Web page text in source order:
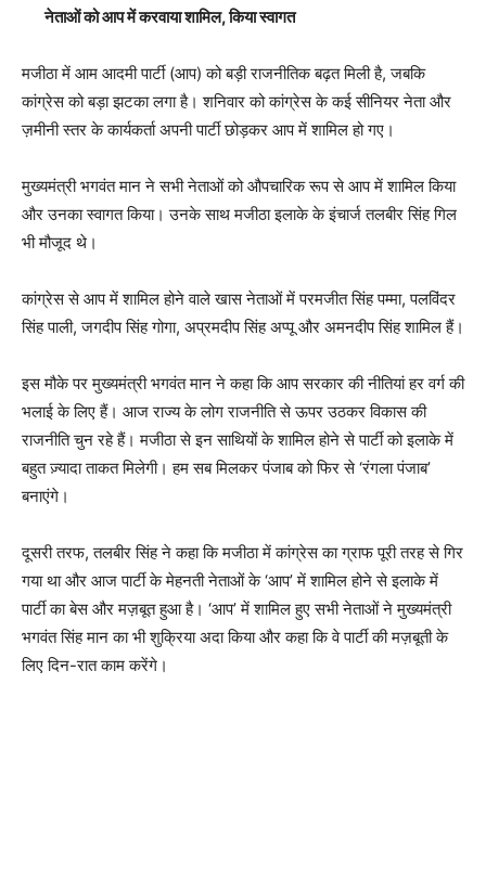
नेताओं को आप में करवाया शामिल, किया स्वागत
मजीठा में आम आदमी पार्टी (आप) को बड़ी राजनीतिक बढ़त मिली है, जबकि
कांग्रेस को बड़ा झटका लगा है। शनिवार को कांग्रेस के कई सीनियर नेता और
ज़मीनी स्तर के कार्यकर्ता अपनी पार्टी छोड़कर आप में शामिल हो गए।
मुख्यमंत्री भगवंत मान ने सभी नेताओं को औपचारिक रूप से आप में शामिल किया
और उनका स्वागत किया। उनके साथ मजीठा इलाके के इंचार्ज तलबीर सिंह गिल
भी मौजूद थे।
कांग्रेस से आप में शामिल होने वाले खास नेताओं में परमजीत सिंह पम्मा, पलविंदर
सिंह पाली, जगदीप सिंह गोगा, अप्रमदीप सिंह अप्पू और अमनदीप सिंह शामिल हैं।
इस मौके पर मुख्यमंत्री भगवंत मान ने कहा कि आप सरकार की नीतियां हर वर्ग की
भलाई के लिए हैं। आज राज्य के लोग राजनीति से ऊपर उठकर विकास की
राजनीति चुन रहे हैं। मजीठा से इन साथियों के शामिल होने से पार्टी को इलाके में
बहुत ज़्यादा ताकत मिलेगी। हम सब मिलकर पंजाब को फिर से ‘रंगला पंजाब’
बनाएंगे।
दूसरी तरफ, तलबीर सिंह ने कहा कि मजीठा में कांग्रेस का ग्राफ पूरी तरह से गिर
गया था और आज पार्टी के मेहनती नेताओं के ‘आप’ में शामिल होने से इलाके में
पार्टी का बेस और मज़बूत हुआ है। ‘आप’ में शामिल हुए सभी नेताओं ने मुख्यमंत्री
भगवंत सिंह मान का भी शुक्रिया अदा किया और कहा कि वे पार्टी की मज़बूती के
लिए दिन-रात काम करेंगे।